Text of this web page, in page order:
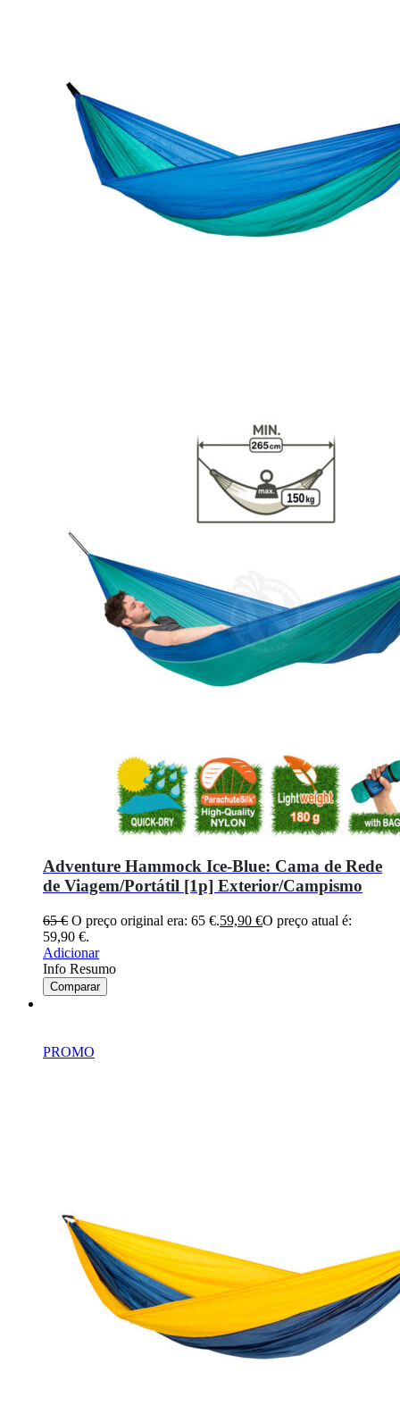
Adventure Hammock Ice-Blue: Cama de Rede
de Viagem/Portátil [1p] Exterior/Campismo
65€ O preço original era: 65 €.59,90 €O preço atual é:
59,90 €.
Adicionar
Info Resumo
Comparar
PROMO